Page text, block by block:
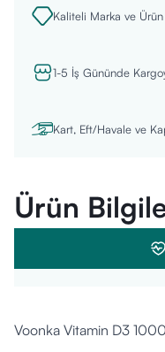
Kaliteli Marka ve Ürün
1-5 İş Gününde
Kart, Eft/Havale ve
Ürün
Voonka Vitamin D3